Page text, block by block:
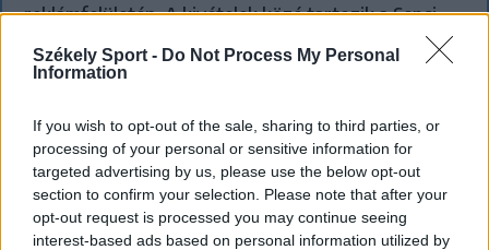
Székely Sport - Do Not Process My Personal
Information
If you wish to opt-out of the sale, sharing to third parties, or
processing of your personal or sensitive information for
targeted advertising by us, please use the below opt-out
section to confirm your selection. Please note that after your
opt-out request is processed you may continue seeing
interest-based ads based on personal information utilized by
reklámfelületén. A kivételek közé tartozik a Sepsi
OSK és az FK Csíkszereda is.